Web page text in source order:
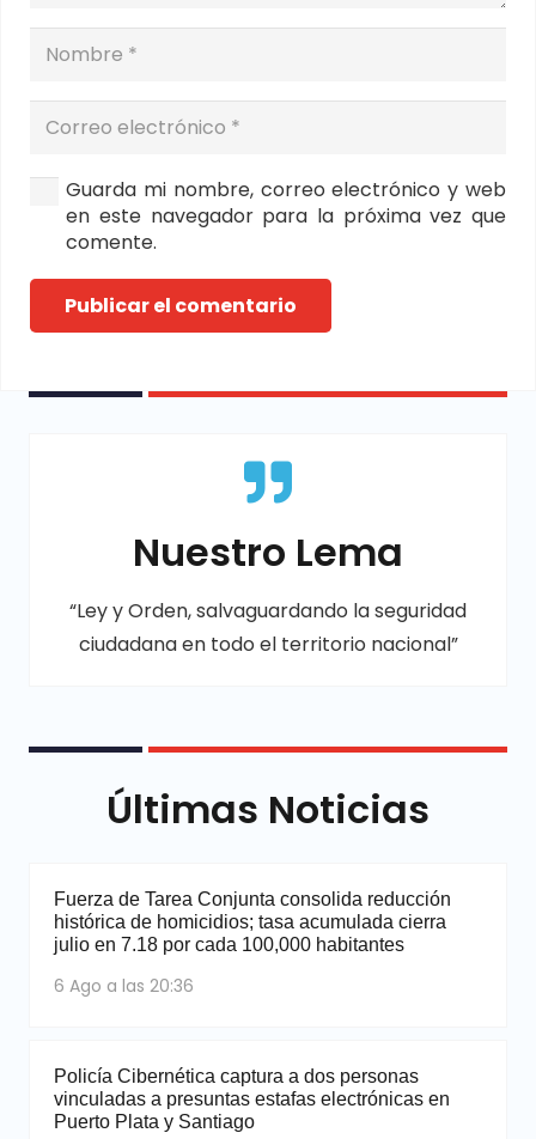
Guarda mi nombre, correo electrónico y web
en este navegador para la próxima vez que
comente.
Publicar el comentario
Nuestro Lema
“Ley y Orden, salvaguardando la seguridad
ciudadana en todo el territorio nacional”
Últimas Noticias
Fuerza de Tarea Conjunta consolida reducción
histórica de homicidios; tasa acumulada cierra
julio en 7.18 por cada 100,000 habitantes
6 Ago a las 20:36
Policía Cibernética captura a dos personas
vinculadas a presuntas estafas electrónicas en
Puerto Plata y Santiago